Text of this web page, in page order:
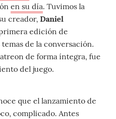
en su día. Tuvimos la
creador, Daniel
edición de
temas de la conversación.
de forma íntegra, fue
del juego.
que el lanzamiento de
complicado. Antes